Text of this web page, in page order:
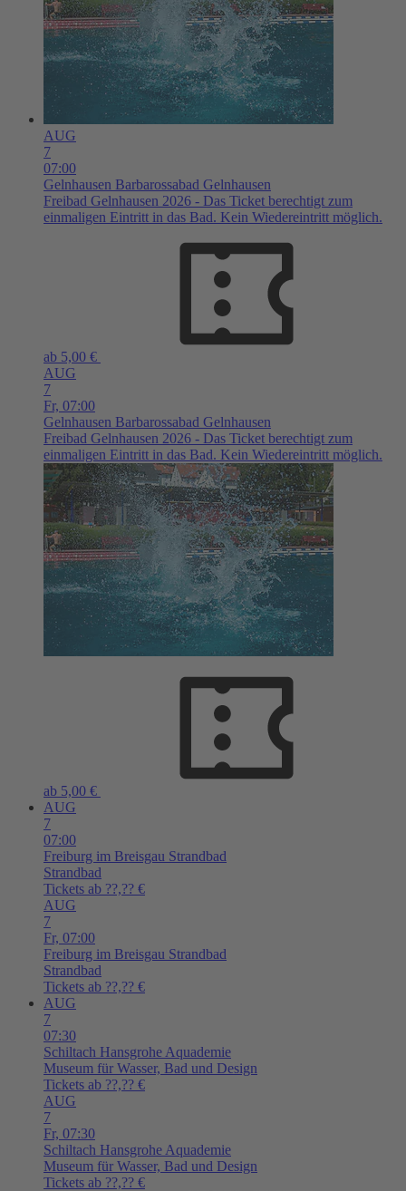
AUG
7
07:00
Gelnhausen Barbarossabad Gelnhausen
Freibad Gelnhausen 2026 - Das Ticket berechtigt zum
einmaligen Eintritt in das Bad. Kein Wiedereintritt möglich.
ab 5,00 €
AUG
7
Fr, 07:00
Gelnhausen Barbarossabad Gelnhausen
Freibad Gelnhausen 2026 - Das Ticket berechtigt zum
einmaligen Eintritt in das Bad. Kein Wiedereintritt möglich.
ab 5,00 €
AUG
7
07:00
Freiburg im Breisgau Strandbad
Strandbad
Tickets ab ??,?? €
AUG
7
Fr, 07:00
Freiburg im Breisgau Strandbad
Strandbad
Tickets ab ??,?? €
AUG
7
07:30
Schiltach Hansgrohe Aquademie
Museum für Wasser, Bad und Design
Tickets ab ??,?? €
AUG
7
Fr, 07:30
Schiltach Hansgrohe Aquademie
Museum für Wasser, Bad und Design
Tickets ab ??,?? €